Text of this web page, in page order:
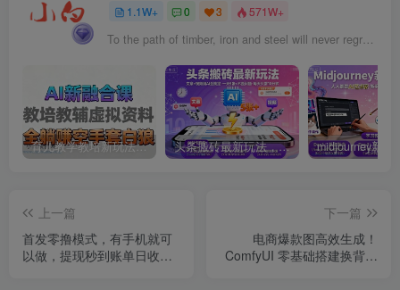
1.1W+ 0 3 571W+
To the path of timber, iron and steel will never regret bright spray of molten steel was abandoned.
育儿教学教培新玩法，AI生成教学视频，市场大，操作简单，变现天花板非常高 头条搬砖最新玩法，文章+视频用AI全搞定，一天5张+不是问题，每天只需10分钟
上一篇
首发零撸模式，有手机就可
以做，提现秒到账单日收益2
下一篇
电商爆款图高效生成！
ComfyUI 零基础搭建换背景